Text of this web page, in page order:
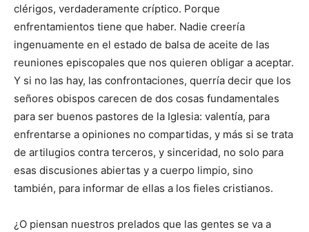
clérigos, verdaderamente críptico. Porque
enfrentamientos tiene que haber. Nadie creería
ingenuamente en el estado de balsa de aceite de las
reuniones episcopales que nos quieren obligar a aceptar.
Y si no las hay, las confrontaciones, querría decir que los
señores obispos carecen de dos cosas fundamentales
para ser buenos pastores de la Iglesia: valentía, para
enfrentarse a opiniones no compartidas, y más si se trata
de artilugios contra terceros, y sinceridad, no solo para
esas discusiones abiertas y a cuerpo limpio, sino
también, para informar de ellas a los fieles cristianos.
¿O piensan nuestros prelados que las gentes se va a